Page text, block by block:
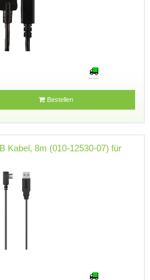
Bestellen
Kabel, 8m (010-12530-07) für